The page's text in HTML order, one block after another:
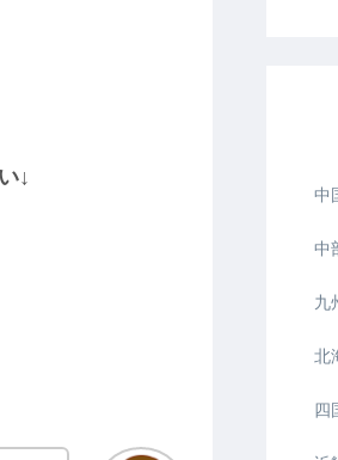
↓
中
中
九
北
四